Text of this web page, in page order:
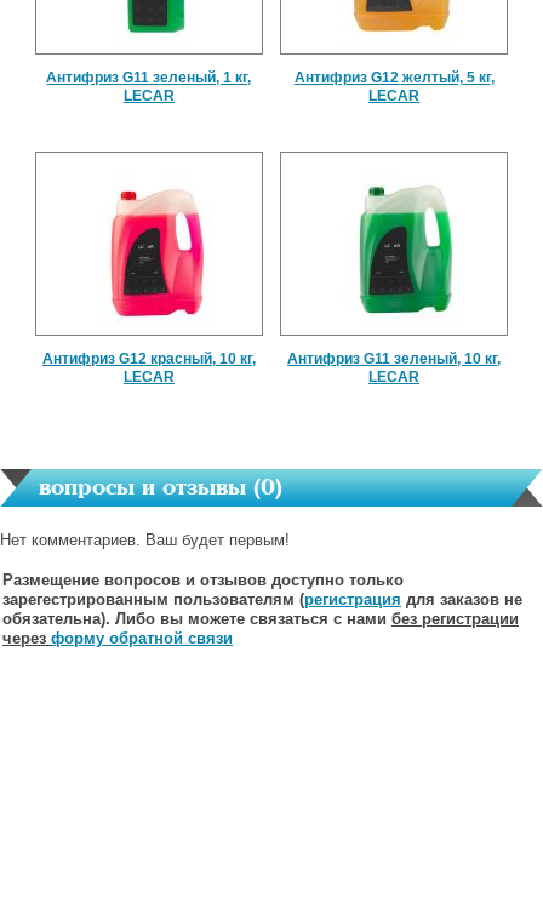
Антифриз G11 зеленый, 1 кг,
LECAR
Антифриз G12 желтый, 5 кг,
LECAR
Антифриз G12 красный, 10 кг,
LECAR
Антифриз G11 зеленый, 10 кг,
LECAR
вопросы и отзывы (0)
Нет комментариев. Ваш будет первым!
Размещение вопросов и отзывов доступно только
зарегестрированным пользователям (регистрация для заказов не
обязательна). Либо вы можете связаться с нами без регистрации
через форму обратной связи